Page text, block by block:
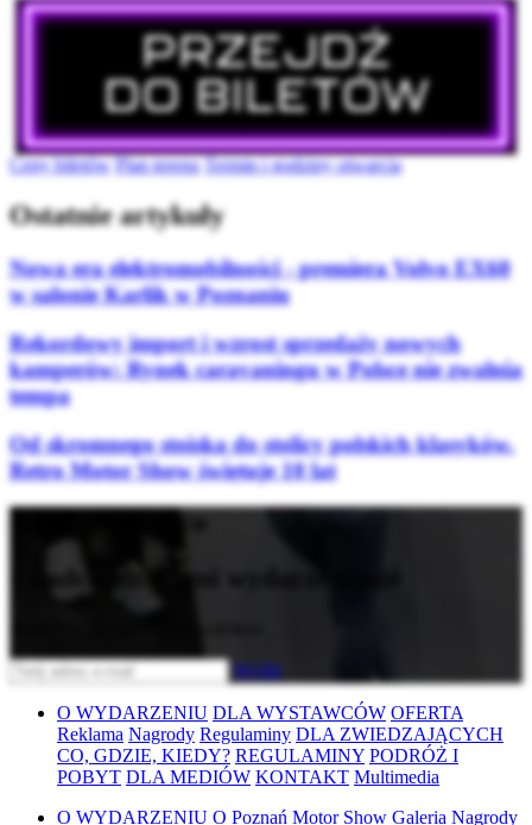
Ceny biletów Plan terenu Termin i godziny otwarcia
Ostatnie artykuły
Nowa era elektromobilności - premiera Volvo EX60
w salonie Karlik w Poznaniu
Rekordowy import i wzrost sprzedaży nowych
kamperów: Rynek caravaningu w Polsce nie zwalnia
tempa
Od skromnego stoiska do stolicy polskich klasyków.
Retro Motor Show świętuje 10 lat
Bądź na bieżąco
z nadchodzącymi wydarzeniami
Wyślij
O WYDARZENIU DLA WYSTAWCÓW OFERTA
Reklama Nagrody Regulaminy DLA ZWIEDZAJĄCYCH
CO, GDZIE, KIEDY? REGULAMINY PODRÓŻ I
POBYT DLA MEDIÓW KONTAKT Multimedia
O WYDARZENIU O Poznań Motor Show Galeria Nagrody